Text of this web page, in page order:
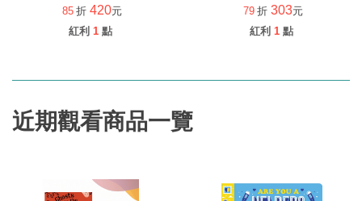
85 折 420元
紅利 1 點
79 折 303元
紅利 1 點
近期觀看商品一覽